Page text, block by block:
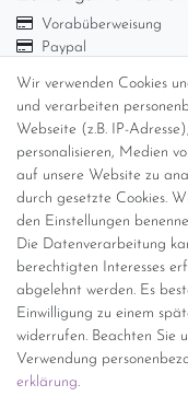
Wir verwenden Cookies
und verarbeiten
Webseite (z.B. IP-
personalisieren, Medien
auf unsere Website zu
durch gesetzte Cookies.
den Einstellungen
Die Datenverarbeitung
berechtigten Interesses
abgelehnt werden. Es
Einwilligung zu einem
widerrufen. Beachten Sie
Verwendung
erklärung.
Vorabüberweisung
Paypal
Versand per GLS (6,90
(innerhalb Deutschlands)
kostenfreie Lieferung ab
Deutschlands)
Übersicht
Wir kaufen an
Sie haben zuviel
Einfach unverbindliches